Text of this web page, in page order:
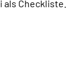
Checkliste.